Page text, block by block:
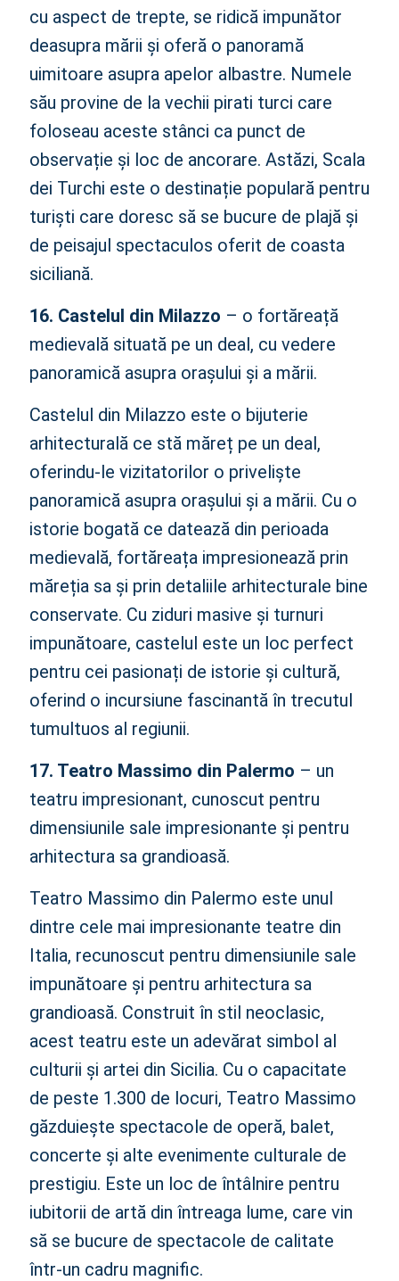
cu aspect de trepte, se ridică impunător
deasupra mării și oferă o panoramă
uimitoare asupra apelor albastre. Numele
său provine de la vechii pirati turci care
foloseau aceste stânci ca punct de
observație și loc de ancorare. Astăzi, Scala
dei Turchi este o destinație populară pentru
turiști care doresc să se bucure de plajă și
de peisajul spectaculos oferit de coasta
siciliană.
16. Castelul din Milazzo – o fortăreață
medievală situată pe un deal, cu vedere
panoramică asupra orașului și a mării.
Castelul din Milazzo este o bijuterie
arhitecturală ce stă măreț pe un deal,
oferindu-le vizitatorilor o priveliște
panoramică asupra orașului și a mării. Cu o
istorie bogată ce datează din perioada
medievală, fortăreața impresionează prin
măreția sa și prin detaliile arhitecturale bine
conservate. Cu ziduri masive și turnuri
impunătoare, castelul este un loc perfect
pentru cei pasionați de istorie și cultură,
oferind o incursiune fascinantă în trecutul
tumultuos al regiunii.
17. Teatro Massimo din Palermo – un
teatru impresionant, cunoscut pentru
dimensiunile sale impresionante și pentru
arhitectura sa grandioasă.
Teatro Massimo din Palermo este unul
dintre cele mai impresionante teatre din
Italia, recunoscut pentru dimensiunile sale
impunătoare și pentru arhitectura sa
grandioasă. Construit în stil neoclasic,
acest teatru este un adevărat simbol al
culturii și artei din Sicilia. Cu o capacitate
de peste 1.300 de locuri, Teatro Massimo
găzduiește spectacole de operă, balet,
concerte și alte evenimente culturale de
prestigiu. Este un loc de întâlnire pentru
iubitorii de artă din întreaga lume, care vin
să se bucure de spectacole de calitate
într-un cadru magnific.